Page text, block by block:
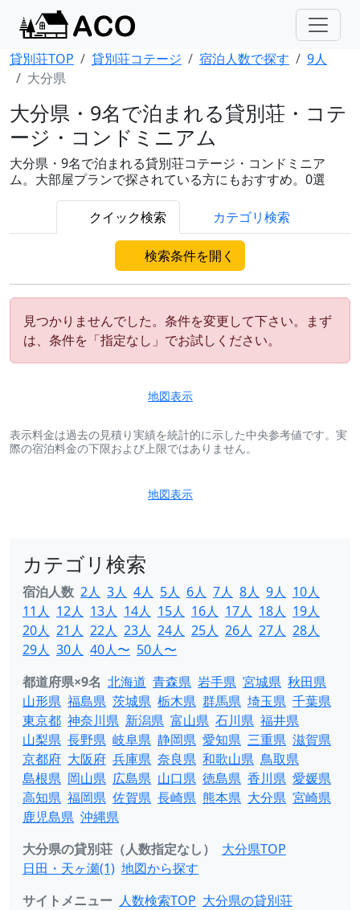
貸別荘TOP 貸別荘コテージ 宿泊人数で探す
9人
大分県
大分県・9名で泊まれる貸別荘・コテ
ージ・コンドミニアム
大分県・9名で泊まれる貸別荘コテージ・コンドミニア
ム。大部屋プランで探されている方にもおすすめ。0選
クイック検索 カテゴリ検索
検索条件を開く
見つかりませんでした。条件を変更して下さい。まず
は、条件を「指定なし」でお試しください。
地図表示
表示料金は過去の見積り実績を統計的に示した中央参考値です。実
際の宿泊料金の下限および上限ではありません。
地図表示
カテゴリ検索
宿泊人数 2人 3人 4人 5人 6人 7人 8人 9人 10人
11人 12人 13人 14人 15人 16人 17人 18人 19人
20人 21人 22人 23人 24人 25人 26人 27人 28人
29人 30人 40人〜 50人〜
都道府県×9名 北海道 青森県 岩手県 宮城県 秋田県
山形県 福島県 茨城県 栃木県 群馬県 埼玉県 千葉県
東京都 神奈川県 新潟県 富山県 石川県 福井県
山梨県 長野県 岐阜県 静岡県 愛知県 三重県 滋賀県
京都府 大阪府 兵庫県 奈良県 和歌山県 鳥取県
島根県 岡山県 広島県 山口県 徳島県 香川県 愛媛県
高知県 福岡県 佐賀県 長崎県 熊本県 大分県 宮崎県
鹿児島県 沖縄県
大分県の貸別荘（人数指定なし）
大分県TOP
日田・天ヶ瀬(1) 地図から探す
サイトメニュー 人数検索TOP 大分県の貸別荘